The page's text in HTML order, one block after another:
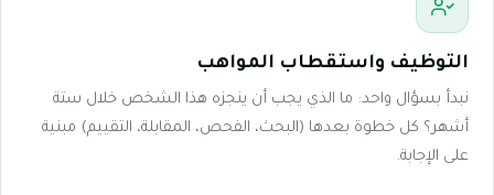
التوظيف واستقطاب المواهب
نبدأ بسؤال واحد: ما الذي يجب أن ينجزه هذا الشخص خلال ستة
أشهر؟ كل خطوة بعدها (البحث، الفحص، المقابلة، التقييم) مبنية
على الإجابة.